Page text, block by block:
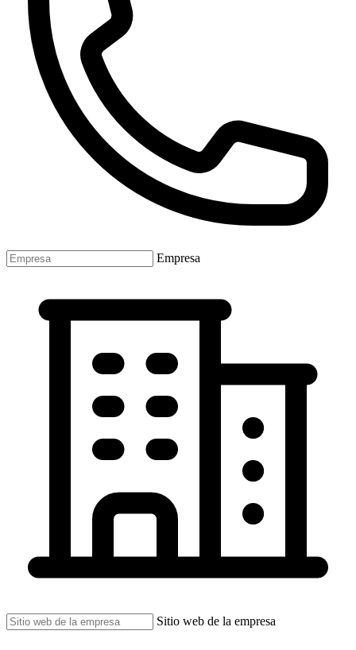
Empresa
Sitio web de la empresa